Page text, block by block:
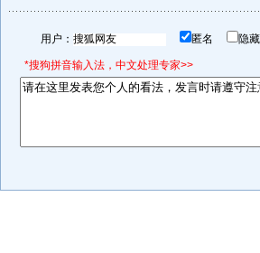
用户： 匿名 隐
*搜狗拼音输入法，中文处理专家>>